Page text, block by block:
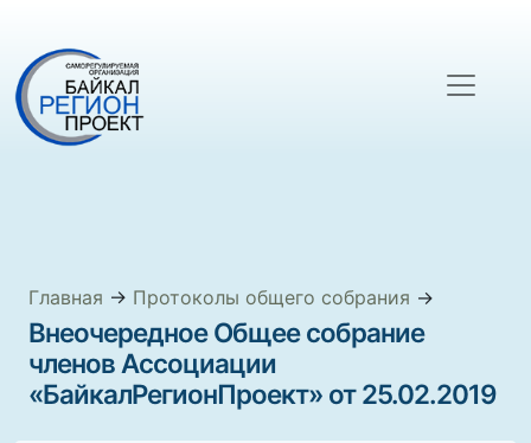
Главная → Протоколы общего собрания →
Внеочередное Общее собрание
членов Ассоциации
«БайкалРегионПроект» от 25.02.2019